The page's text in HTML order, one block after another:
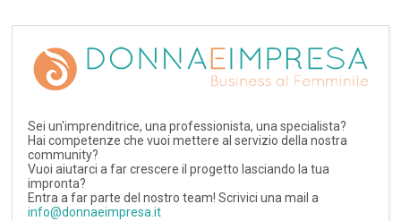
Sei un'imprenditrice, una professionista, una specialista?
Hai competenze che vuoi mettere al servizio della nostra
community?
Vuoi aiutarci a far crescere il progetto lasciando la tua
impronta?
Entra a far parte del nostro team! Scrivici una mail a
info@donnaeimpresa.it